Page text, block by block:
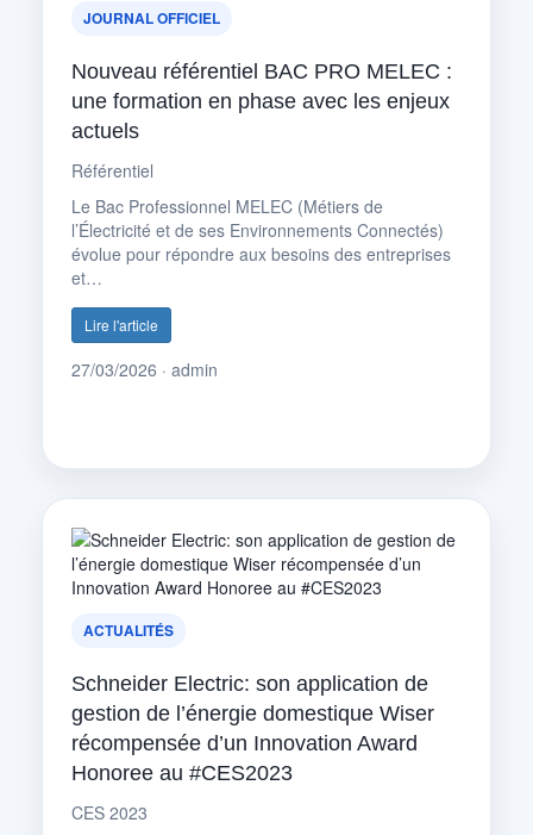
JOURNAL OFFICIEL
Nouveau référentiel BAC PRO MELEC :
une formation en phase avec les enjeux
actuels
Référentiel
Le Bac Professionnel MELEC (Métiers de
l’Électricité et de ses Environnements Connectés)
évolue pour répondre aux besoins des entreprises
et…
Lire l'article
27/03/2026 · admin
ACTUALITÉS
Schneider Electric: son application de
gestion de l’énergie domestique Wiser
récompensée d’un Innovation Award
Honoree au #CES2023
CES 2023